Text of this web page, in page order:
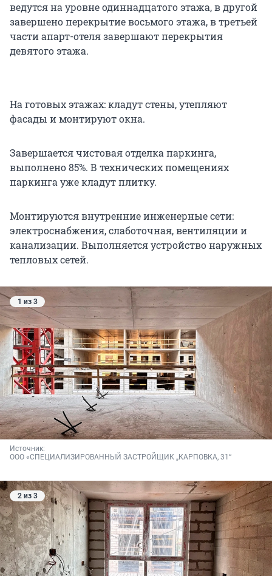
ведутся на уровне одиннадцатого этажа, в другой
завершено перекрытие восьмого этажа, в третьей
части апарт-отеля завершают перекрытия
девятого этажа.
На готовых этажах: кладут стены, утепляют
фасады и монтируют окна.
Завершается чистовая отделка паркинга,
выполнено 85%. В технических помещениях
паркинга уже кладут плитку.
Монтируются внутренние инженерные сети:
электроснабжения, слаботочная, вентиляции и
канализации. Выполняется устройство наружных
тепловых сетей.
1 из 3
ООО «СПЕЦИАЛИЗИРОВАННЫЙ ЗАСТРОЙЩИК „КАРПОВКА, 31“
2 из 3